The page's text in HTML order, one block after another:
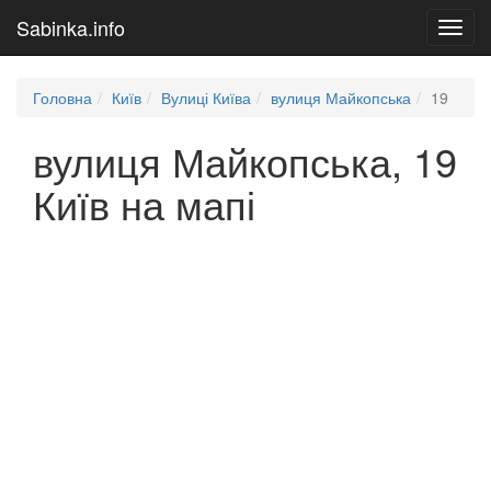
Sabinka.info
Головна Київ Вулиці Київа вулиця Майкопська 19
вулиця Майкопська, 19
Київ на мапі